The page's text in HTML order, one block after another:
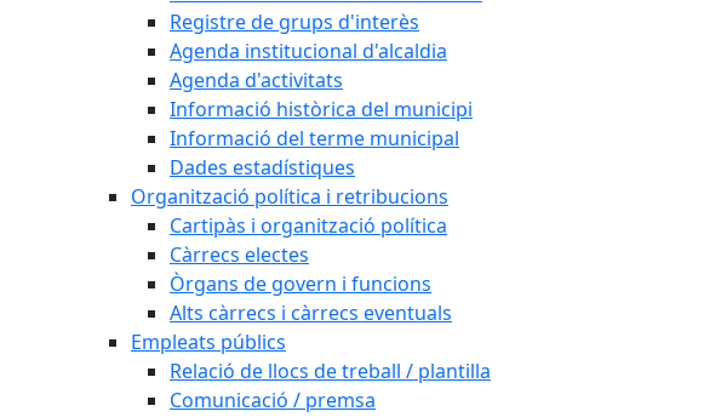
Registre de grups d'interès
Agenda institucional d'alcaldia
Agenda d'activitats
Informació històrica del municipi
Informació del terme municipal
Dades estadístiques
Organització política i retribucions
Cartipàs i organització política
Càrrecs electes
Òrgans de govern i funcions
Alts càrrecs i càrrecs eventuals
Empleats públics
Relació de llocs de treball / plantilla
Comunicació / premsa